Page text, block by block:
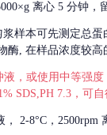
离心 5 分钟，
样本可先测定总蛋
酶, 在样品浓度较高
液，或使用中等强
SDS,PH 7.3，可
2-8°C，2500rpm